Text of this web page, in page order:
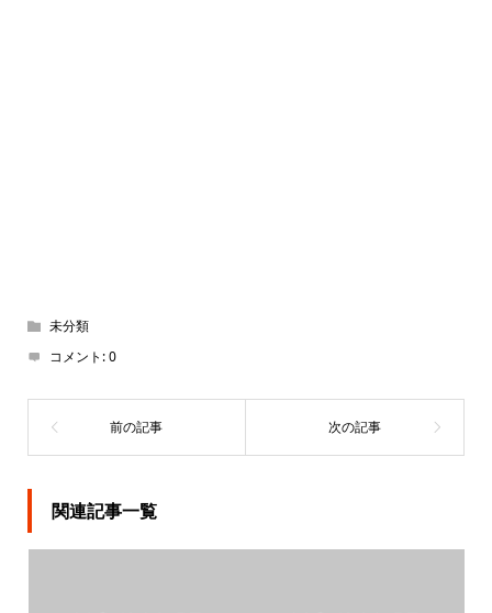
未分類
コメント:0
関連記事一覧